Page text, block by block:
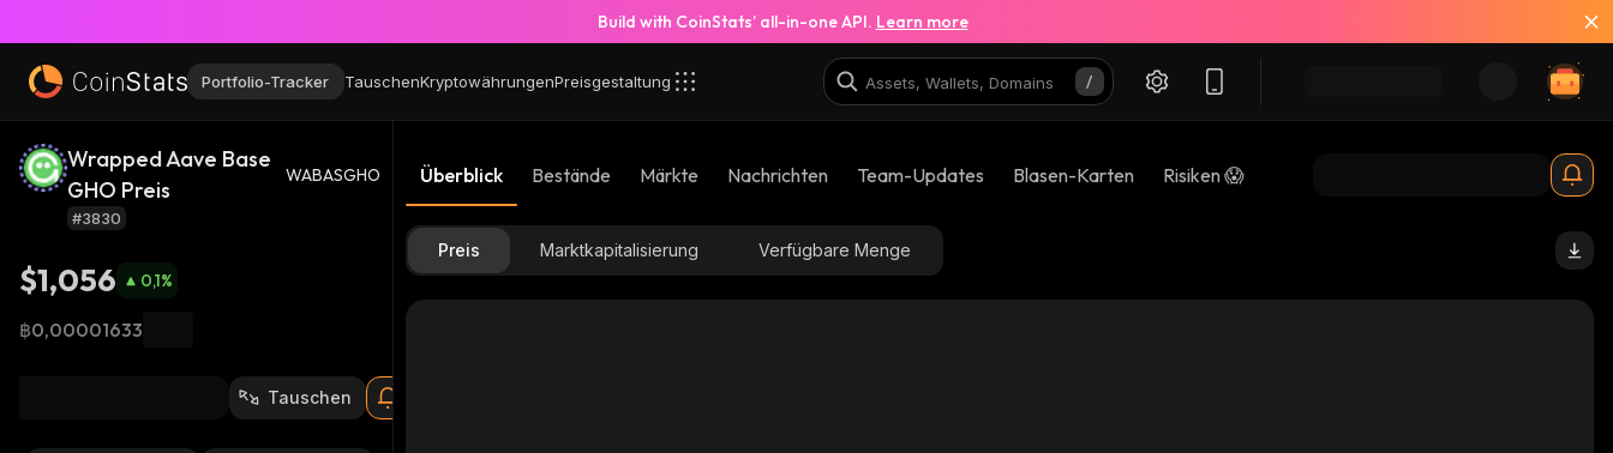
Build with CoinStats’ all-in-one API. Learn more
Portfolio-Tracker TauschenKryptowährungenPreisgestaltung
Wrapped Aave Base
GHO Preis
WABASGHO
#3830
$1,056 0,1%
฿0,00001633
Tauschen
Überblick Bestände Märkte Nachrichten Team-Updates Blasen-Karten Risiken 😱
Preis Marktkapitalisierung Verfügbare Menge